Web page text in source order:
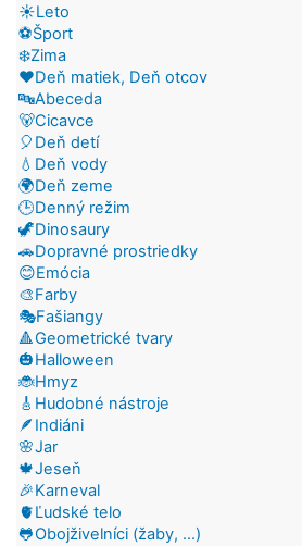
☀️Leto
⚽Šport
❄️Zima
❤️Deň matiek, Deň otcov
🔤Abeceda
🐻Cicavce
🎈Deň detí
💧Deň vody
🌍Deň zeme
🕒Denný režim
🦖Dinosaury
🚗Dopravné prostriedky
😊Emócia
🎨Farby
🎭Fašiangy
🔺Geometrické tvary
🎃Halloween
🐞Hmyz
🎸Hudobné nástroje
🪶Indiáni
🌸Jar
🍁Jeseň
🎉Karneval
🫀Ľudské telo
🐸Obojživelníci (žaby, ...)